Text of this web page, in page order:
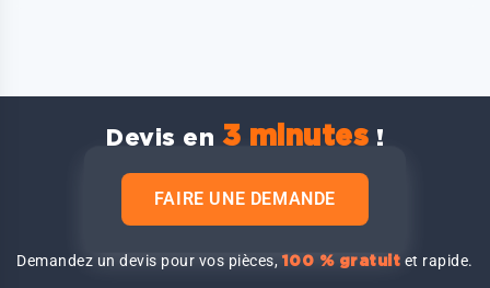
Devis en 3 minutes !
FAIRE UNE DEMANDE
Demandez un devis pour vos pièces,100 % gratuit et rapide.